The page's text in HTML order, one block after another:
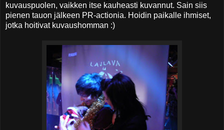
kuvauspuolen, vaikken itse kauheasti kuvannut. Sain siis
pienen tauon jälkeen PR-actionia. Hoidin paikalle ihmiset,
jotka hoitivat kuvaushomman :)